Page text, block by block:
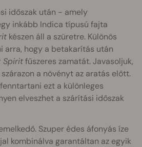
időszak után - amely
inkább Indica típusú fajta
készen áll a szüretre. Különös
arra, hogy a betakarítás után
Spiritfűszeres zamatát. Javasoljuk,
a növényt az aratás előtt.
ezt a különleges
elveszhet a szárítási időszak
Szuper édes áfonyás íze
kombinálva garantáltan az egyik